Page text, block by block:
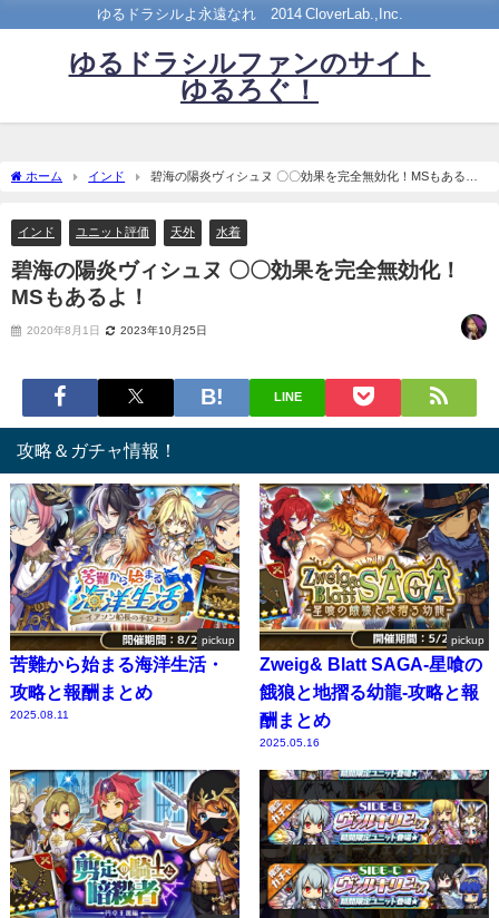
ゆるドラシルよ永遠なれ©2014 CloverLab.,Inc.
ゆるドラシルファンのサイト
ゆるろぐ！
ホーム インド
碧海の陽炎ヴィシュヌ 〇〇効果を完全無効化！MSもある
インド ユニット評価 天外 水着
碧海の陽炎ヴィシュヌ 〇〇効果を完全無効化！
MSもあるよ！
2020年8月1日 2023年10月25日
LINE
攻略＆ガチャ情報！
pickup
苦難から始まる海洋生活・
攻略と報酬まとめ
2025.08.11
pickup
Zweig& Blatt SAGA-星喰の
餓狼と地摺る幼龍-攻略と報
酬まとめ
2025.05.16